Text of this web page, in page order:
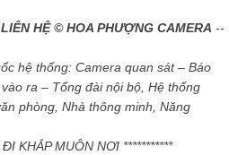
LIÊN HỆ © HOA PHƯỢNG CAMERA --
hệ thống: Camera quan sát – Báo
ra – Tổng đài nội bộ, Hệ thống
phòng, Nhà thông minh, Năng
KHẮP MUÔN NƠI ***********